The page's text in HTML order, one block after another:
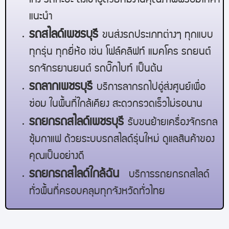
แนะนำ
รถสไลด์ เพชรบุรี ขนส่งรถประเภทต่างๆ ทุกแบบ
ทุกรุ่น ทุกยี่ห้อ เช่น โฟล์คลิฟท์ แมคโคร รถยนต์
รถจักรยานยนต์ รถบิ๊กไบท์ เป็นต้น
รถลาก เพชรบุรี บริการลากรถไปอู่ส่งศูนย์เพื่อ
ซ่อม ในพื้นที่ใกล้เคียง สะดวกรวดเร็วไม่รอนาน
รถยกรถสไลด์ เพชรบุรี รับขนย้ายเครื่องจักรกล
ซุ้มกาแฟ ด้วยระบบรถสไลด์รุ่นใหม่ ดูแลสินค้าของ
คุณเป็นอย่างดี
รถยกรถสไลด์ใกล้ฉัน
บริการรถยกรถสไลด์
ทั่วพื้นที่ครอบคลุมทุกจังหวัดทั่วไทย